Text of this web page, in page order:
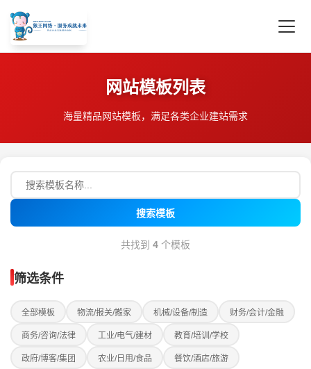
网站模板列表
海量精品网站模板，满足各类企业建站需求
搜索模板
共找到 4 个模板
筛选条件
全部模板 物流/报关/搬家 机械/设备/制造 财务/会计/金融
商务/咨询/法律 工业/电气/建材 教育/培训/学校
政府/博客/集团 农业/日用/食品 餐饮/酒店/旅游